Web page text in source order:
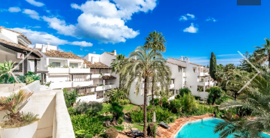
Previous Next